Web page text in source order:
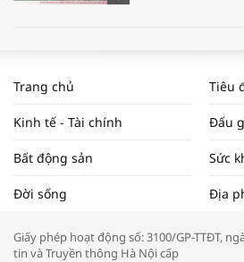
NAM NĂM
ĐẬP THỊ
Tọa đàm “Xúc
Trang chủ Tiêu
Kinh tế - Tài chính Đấu
Bất động sản Sức
Đời sống Địa
Giấy phép hoạt động số: 3100/GP-TTĐT,
tin và Truyền thông Hà Nội cấp